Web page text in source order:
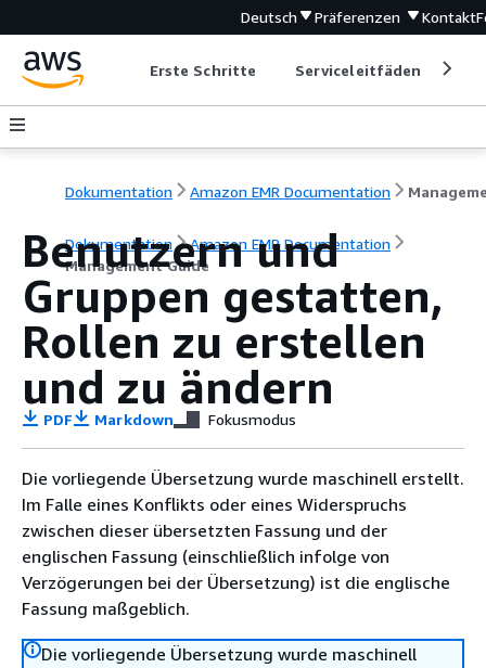
Deutsch Präferenzen Kontakt
Erste Schritte Serviceleitfäden
Dokumentation Amazon EMR Documentation
Dokumentation
Amazon EMR Documentation
Management Guide
Benutzern und
Gruppen gestatten,
Rollen zu erstellen
und zu ändern
PDF Markdown Fokusmodus
Die vorliegende Übersetzung wurde maschinell erstellt.
Im Falle eines Konflikts oder eines Widerspruchs
zwischen dieser übersetzten Fassung und der
englischen Fassung (einschließlich infolge von
Verzögerungen bei der Übersetzung) ist die englische
Fassung maßgeblich.
Die vorliegende Übersetzung wurde maschinell